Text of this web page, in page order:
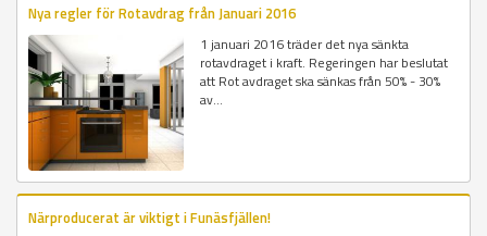
Nya regler för Rotavdrag från Januari 2016
1 januari 2016 träder det nya sänkta
rotavdraget i kraft. Regeringen har beslutat
att Rot avdraget ska sänkas från 50% - 30%
av...
Närproducerat är viktigt i Funäsfjällen!